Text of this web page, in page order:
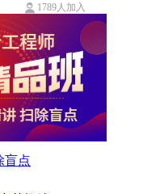
1789人加入
盲点